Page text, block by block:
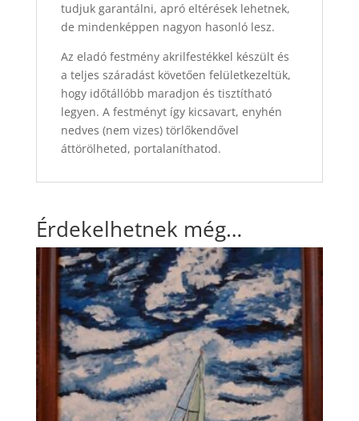
tudjuk garantálni, apró eltérések lehetnek,
de mindenképpen nagyon hasonló lesz.
Az eladó festmény akrilfestékkel készült és
a teljes száradást követően felületkezeltük,
hogy időtállóbb maradjon és tisztítható
legyen. A festményt így kicsavart, enyhén
nedves (nem vizes) törlőkendővel
áttörölheted, portalaníthatod.
Érdekelhetnek még…